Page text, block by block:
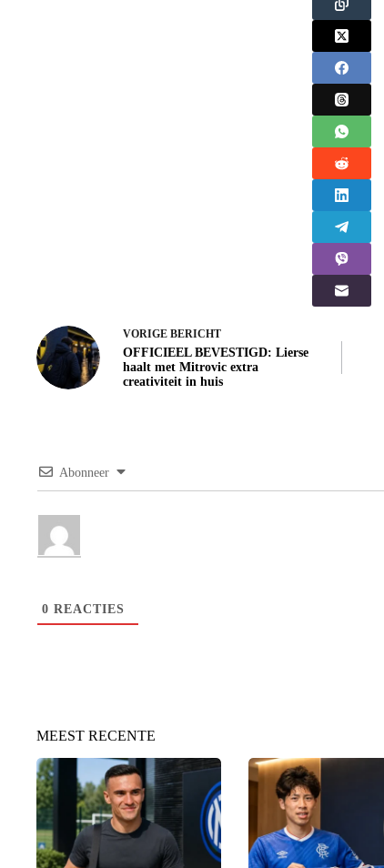
VORIGE BERICHT
OFFICIEEL BEVESTIGD: Lierse
haalt met Mitrovic extra
creativiteit in huis
Abonneer
0 REACTIES
MEEST RECENTE